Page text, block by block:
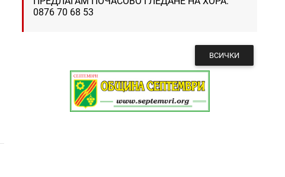
0876 70 68 53
ВСИЧКИ